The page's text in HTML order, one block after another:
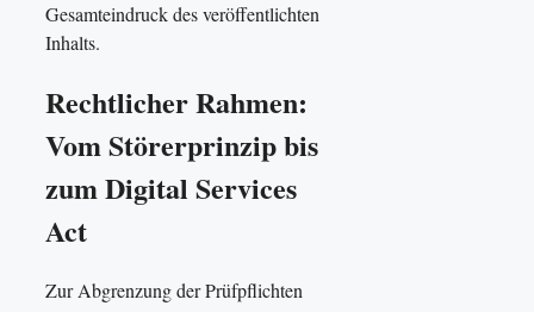
Gesamteindruck des veröffentlichten
Inhalts.
Rechtlicher Rahmen:
Vom Störerprinzip bis
zum Digital Services
Act
Zur Abgrenzung der Prüfpflichten